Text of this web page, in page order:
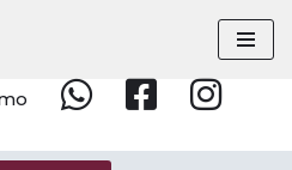
WhatsappFacebookInstagram